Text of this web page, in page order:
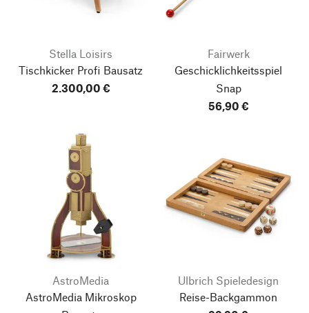
Stella Loisirs
Tischkicker Profi Bausatz
2.300,00 €
Fairwerk
Geschicklichkeitsspiel
Snap
56,90 €
AstroMedia
AstroMedia Mikroskop
Ulbrich Spieledesign
Reise-Backgammon